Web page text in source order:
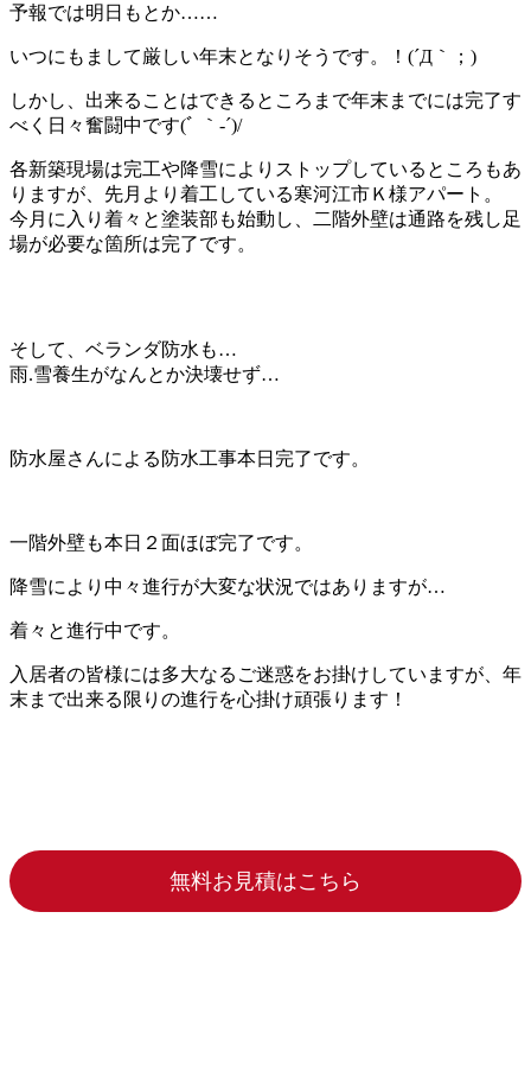
予報では明日もとか……
いつにもまして厳しい年末となりそうです。！(´Д｀；)
しかし、出来ることはできるところまで年末までには完了す
べく日々奮闘中です(ﾞ ｀-´)/
各新築現場は完工や降雪によりストップしているところもあ
りますが、先月より着工している寒河江市Ｋ様アパート。
今月に入り着々と塗装部も始動し、二階外壁は通路を残し足
場が必要な箇所は完了です。
そして、ベランダ防水も…
雨.雪養生がなんとか決壊せず…
防水屋さんによる防水工事本日完了です。
一階外壁も本日２面ほぼ完了です。
降雪により中々進行が大変な状況ではありますが…
着々と進行中です。
入居者の皆様には多大なるご迷惑をお掛けしていますが、年
末まで出来る限りの進行を心掛け頑張ります！
無料お見積はこちら